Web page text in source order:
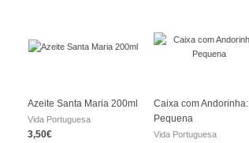
Azeite Santa Maria 200ml
Vida Portuguesa
3,50€
Caixa com Andorinha:
Pequena
Vida Portuguesa